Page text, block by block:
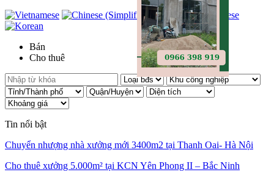
Bán
Cho thuê
Tin nổi bật
Chuyển nhượng nhà xưởng mới 3400m2 tại Thanh Oai- Hà Nội
Cho thuê xưởng 5.000m² tại KCN Yên Phong II – Bắc Ninh